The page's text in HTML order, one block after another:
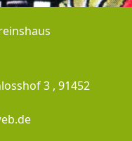
3 , 91452